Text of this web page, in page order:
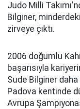
Judo Milli
Bilginer,
zirveye çıktı.
2006 doğumlu
başarısıyla
Sude Bilginer daha
Padova kentinde
Avrupa